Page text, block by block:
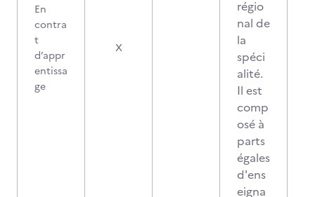
En
contra
t
d’appr
entissa
ge
X
régio
nal de
la
spéci
alité.
Il est
comp
osé à
parts
égales
d'ens
eigna